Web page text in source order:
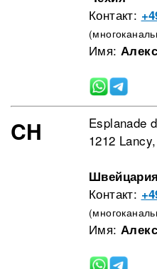
Контакт:
Имя:
CH
Esplanade
1212 Lancy,
Швейцария
Контакт:
Имя: